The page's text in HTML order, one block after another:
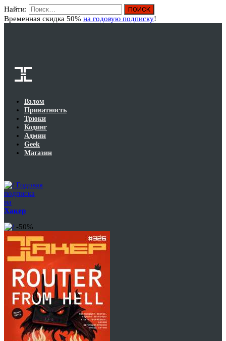
Найти:
Временная скидка 50% на годовую подписку!
Взлом
Приватность
Трюки
Кодинг
Админ
Geek
Магазин
Годовая
подписка
на
Хакер
-50%